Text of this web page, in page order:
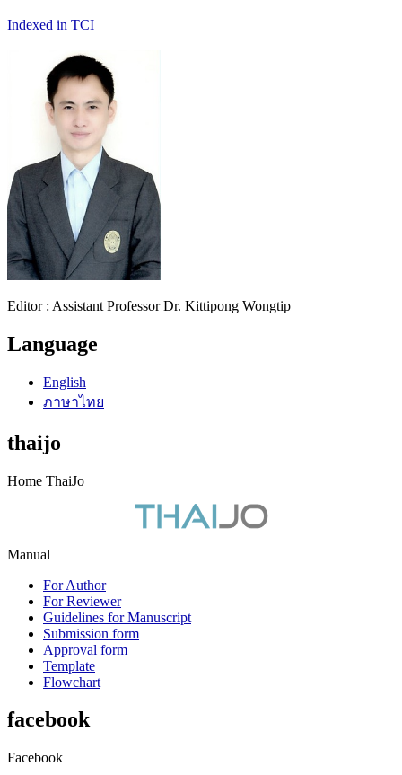
Indexed in TCI
Editor : Assistant Professor Dr. Kittipong Wongtip
Language
English
ภาษาไทย
thaijo
Home ThaiJo
Manual
For Author
For Reviewer
Guidelines for Manuscript
Submission form
Approval form
Template
Flowchart
facebook
Facebook